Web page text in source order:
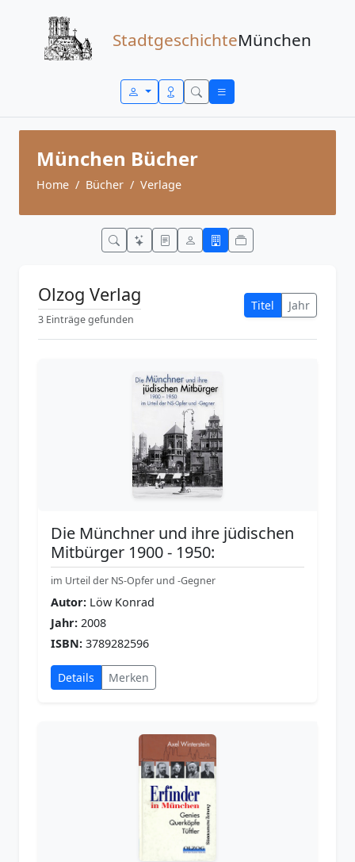
StadtgeschichteMünchen
München Bücher
Home Bücher Verlage
Olzog Verlag
3 Einträge gefunden
Titel Jahr
Die Münchner und ihre jüdischen
Mitbürger 1900 - 1950:
im Urteil der NS-Opfer und -Gegner
Autor: Löw Konrad
Jahr: 2008
ISBN: 3789282596
Details Merken